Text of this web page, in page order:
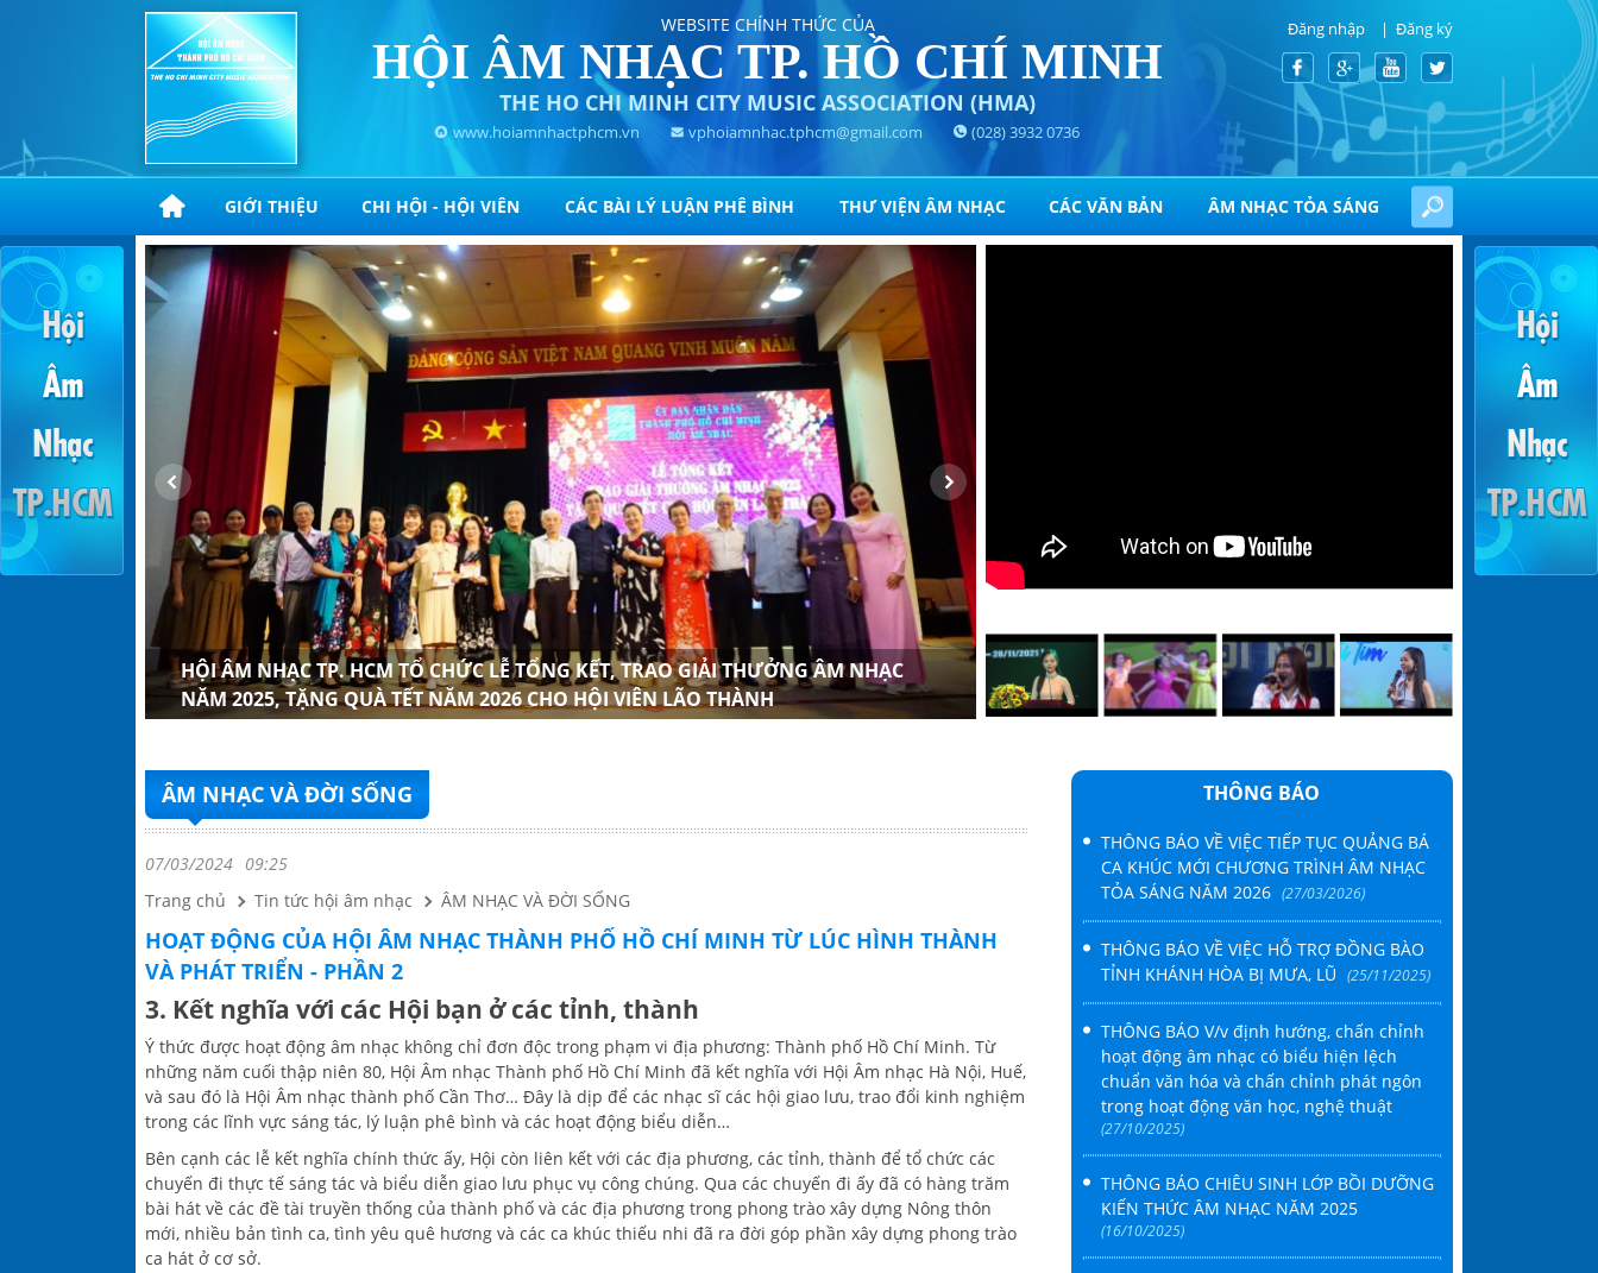
WEBSITE CHÍNH THỨC CỦA
HỘI ÂM NHẠC TP. HỒ CHÍ MINH
THE HO CHI MINH CITY MUSIC ASSOCIATION (HMA)
www.hoiamnhactphcm.vn vphoiamnhac.tphcm@gmail.com (028) 3932 0736
Đăng nhập Đăng ký
GIỚI THIỆU CHI HỘI - HỘI VIÊN CÁC BÀI LÝ LUẬN PHÊ BÌNH THƯ VIỆN ÂM NHẠC CÁC VĂN BẢN ÂM NHẠC TỎA SÁNG
HỘI ÂM NHẠC TP. HCM TỔ CHỨC LỄ TỔNG KẾT, TRAO GIẢI THƯỞNG ÂM NHẠC
NĂM 2025, TẶNG QUÀ TẾT NĂM 2026 CHO HỘI VIÊN LÃO THÀNH
HỘI ÂM NHẠC THÀNH PHỐ HỒ CHÍ MINH TỔ CHỨC TỌA ĐÀM
NHIỆM CỦA NGƯỜI HOẠT ĐỘNG ÂM NHẠC TẠI THÀNH PHỐ
ÂM NHẠC VÀ ĐỜI SỐNG
07/03/2024 09:25
Trang chủ
Tin tức hội âm nhạc ÂM NHẠC VÀ ĐỜI SỐNG
HOẠT ĐỘNG CỦA HỘI ÂM NHẠC THÀNH PHỐ HỒ CHÍ MINH TỪ LÚC HÌNH THÀNH
VÀ PHÁT TRIỂN - PHẦN 2
3. Kết nghĩa với các Hội bạn ở các tỉnh, thành
Ý thức được hoạt động âm nhạc không chỉ đơn độc trong phạm vi địa phương: Thành phố Hồ Chí Minh. Từ
những năm cuối thập niên 80, Hội Âm nhạc Thành phố Hồ Chí Minh đã kết nghĩa với Hội Âm nhạc Hà Nội, Huế,
và sau đó là Hội Âm nhạc thành phố Cần Thơ… Đây là dịp để các nhạc sĩ các hội giao lưu, trao đổi kinh nghiệm
trong các lĩnh vực sáng tác, lý luận phê bình và các hoạt động biểu diễn…
Bên cạnh các lễ kết nghĩa chính thức ấy, Hội còn liên kết với các địa phương, các tỉnh, thành để tổ chức các
chuyến đi thực tế sáng tác và biểu diễn giao lưu phục vụ công chúng. Qua các chuyến đi ấy đã có hàng trăm
bài hát về các đề tài truyền thống của thành phố và các địa phương trong phong trào xây dựng Nông thôn
mới, nhiều bản tình ca, tình yêu quê hương và các ca khúc thiếu nhi đã ra đời góp phần xây dựng phong trào
ca hát ở cơ sở.
THÔNG BÁO
THÔNG BÁO VỀ VIỆC TIẾP TỤC QUẢNG BÁ
CA KHÚC MỚI CHƯƠNG TRÌNH ÂM NHẠC
TỎA SÁNG NĂM 2026 (27/03/2026)
THÔNG BÁO VỀ VIỆC HỖ TRỢ ĐỒNG BÀO
TỈNH KHÁNH HÒA BỊ MƯA, LŨ (25/11/2025)
THÔNG BÁO V/v định hướng, chấn chỉnh
hoạt động âm nhạc có biểu hiện lệch
chuẩn văn hóa và chấn chỉnh phát ngôn
trong hoạt động văn học, nghệ thuật
(27/10/2025)
THÔNG BÁO CHIÊU SINH LỚP BỒI DƯỠNG
KIẾN THỨC ÂM NHẠC NĂM 2025
(16/10/2025)